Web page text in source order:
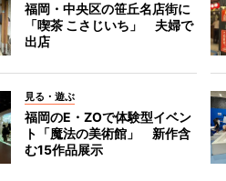
福岡・中央区の笹丘名店街に
「喫茶 こさじいち」 夫婦で
出店
見る・遊ぶ
福岡のE・ZOで体験型イベン
ト「魔法の美術館」 新作含
む15作品展示